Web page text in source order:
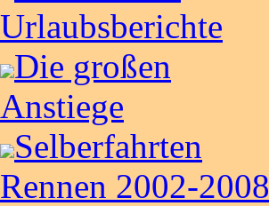
Urlaubsberichte
Die großen
Anstiege
Selberfahrten
Rennen 2002-2008